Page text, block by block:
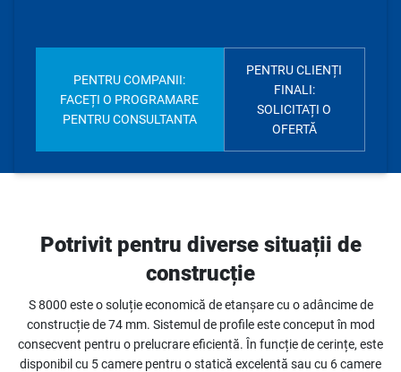
PENTRU COMPANII:
FACEȚI O PROGRAMARE
PENTRU CONSULTANTA
PENTRU CLIENȚI
FINALI:
SOLICITAȚI O
OFERTĂ
Potrivit pentru diverse situații de
construcție
S 8000 este o soluție economică de etanșare cu o adâncime de
construcție de 74 mm. Sistemul de profile este conceput în mod
consecvent pentru o prelucrare eficientă. În funcție de cerințe, este
disponibil cu 5 camere pentru o statică excelentă sau cu 6 camere